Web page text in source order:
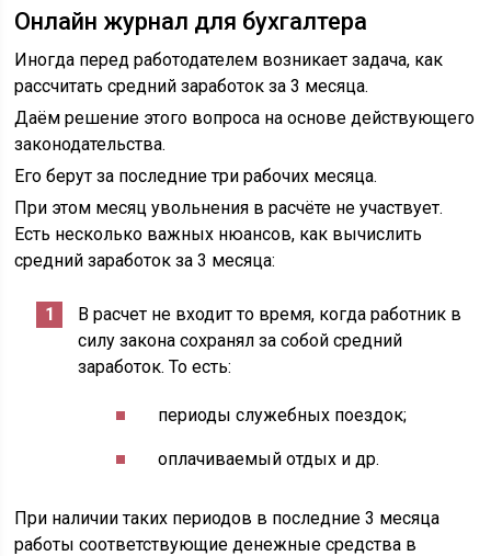
Онлайн журнал для бухгалтера
Иногда перед работодателем возникает задача, как
рассчитать средний заработок за 3 месяца.
Даём решение этого вопроса на основе действующего
законодательства.
Его берут за последние три рабочих месяца.
При этом месяц увольнения в расчёте не участвует.
Есть несколько важных нюансов, как вычислить
средний заработок за 3 месяца:
В расчет не входит то время, когда работник в
силу закона сохранял за собой средний
заработок. То есть:
периоды служебных поездок;
оплачиваемый отдых и др.
При наличии таких периодов в последние 3 месяца
работы соответствующие денежные средства в